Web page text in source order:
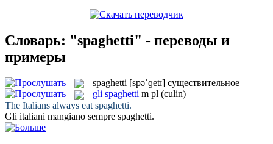
Словарь: "spaghetti" - переводы и
примеры
spaghetti [spəˈɡetɪ] существительное
gli spaghetti m pl (culin)
The Italians always eat spaghetti.
Gli italiani mangiano sempre spaghetti.